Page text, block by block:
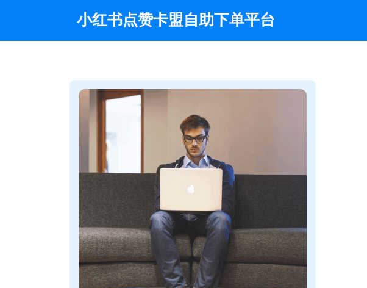
小红书点赞卡盟自助下单平台